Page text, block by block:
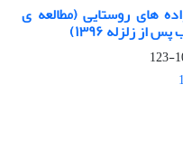
های روستایی (مطالعه ی
زلزله ۱۳۹۶)